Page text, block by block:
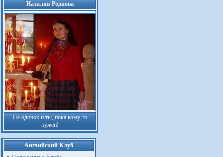
Наталия Роднова
Не одинок и ты, пока кому то
нужен!
Английский Клуб